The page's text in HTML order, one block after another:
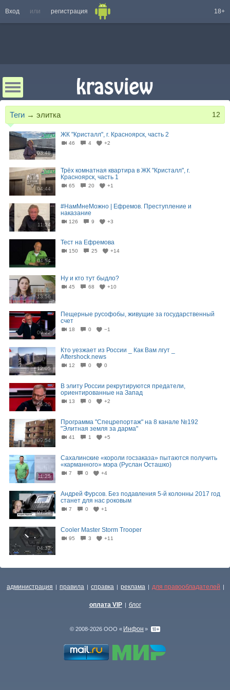
Вход или регистрация 18+
Теги → элитка 12
03:48
ЖК "Кристалл", г. Красноярск, часть 2
46 4 +2
04:44
Трёх комнатная квартира в ЖК "Кристалл", г.
Красноярск, часть 1
65 20 +1
11:24
#НамМнеМожно | Ефремов. Преступление и
наказание
126 9 +3
04:54
Тест на Ефремова
150 25 +14
13:56
Ну и кто тут быдло?
45 68 +10
09:22
Пещерные русофобы, живущие за государственный
счет
18 0 −1
12:05
Кто уезжает из России _ Как Вам лгут _
Aftershock.news
12 0 0
06:20
В элиту России рекрутируются предатели,
ориентированные на Запад
13 0 +2
09:54
Программа "Спецрепортаж" на 8 канале №192
"Элитная земля за дарма"
41 1 +5
11:25
Сахалинские «короли госзаказа» пытаются получить
«карманного» мэра (Руслан Осташко)
7 0 +4
07:58
Андрей Фурсов. Без подавления 5-й колонны 2017 год
станет для нас роковым
7 0 +1
04:32
Cooler Master Storm Trooper
95 3 +11
администрация | правила | справка | реклама | для правообладателей |
оплата VIP | блог
© 2008-2026 ООО « Инфон »